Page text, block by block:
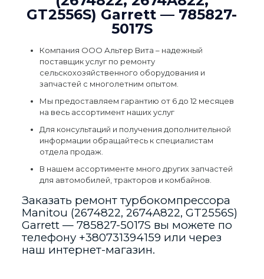
GT2556S) Garrett — 785827-
5017S
Компания ООО Альтер Вита – надежный
поставщик услуг по ремонту
сельскохозяйственного оборудования и
запчастей с многолетним опытом.
Мы предоставляем гарантию от 6 до 12 месяцев
на весь ассортимент наших услуг
Для консультаций и получения дополнительной
информации обращайтесь к специалистам
отдела продаж.
В нашем ассортименте много других запчастей
для автомобилей, тракторов и комбайнов.
Заказать ремонт турбокомпрессора
Manitou (2674822, 2674A822, GT2556S)
Garrett — 785827-5017S вы можете по
телефону +380731394159 или через
наш интернет-магазин.